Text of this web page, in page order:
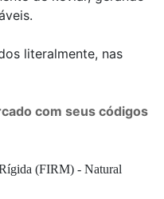
literalmente, nas
com seus códigos
(FIRM) - Natural